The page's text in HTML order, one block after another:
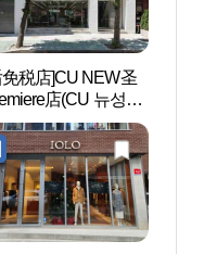
免税店]CU NEW圣
店(CU 뉴성수
어점)